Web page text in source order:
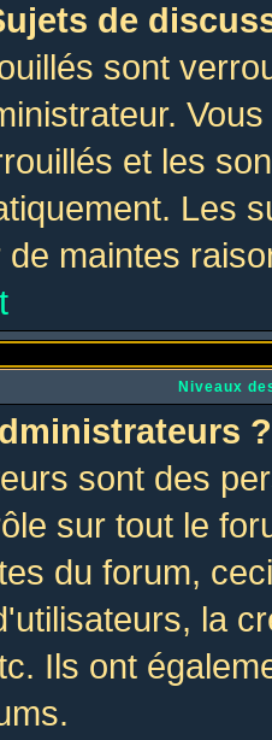
de
sont
et les
Les
maintes
Niveaux
?
sont des
sur tout le
du forum,
la
Ils ont